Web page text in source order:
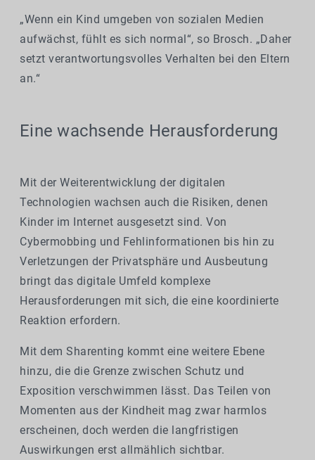
„Wenn ein Kind umgeben von sozialen Medien
aufwächst, fühlt es sich normal“, so Brosch. „Daher
setzt verantwortungsvolles Verhalten bei den Eltern
an.“
Eine wachsende Herausforderung
Mit der Weiterentwicklung der digitalen
Technologien wachsen auch die Risiken, denen
Kinder im Internet ausgesetzt sind. Von
Cybermobbing und Fehlinformationen bis hin zu
Verletzungen der Privatsphäre und Ausbeutung
bringt das digitale Umfeld komplexe
Herausforderungen mit sich, die eine koordinierte
Reaktion erfordern.
Mit dem Sharenting kommt eine weitere Ebene
hinzu, die die Grenze zwischen Schutz und
Exposition verschwimmen lässt. Das Teilen von
Momenten aus der Kindheit mag zwar harmlos
erscheinen, doch werden die langfristigen
Auswirkungen erst allmählich sichtbar.